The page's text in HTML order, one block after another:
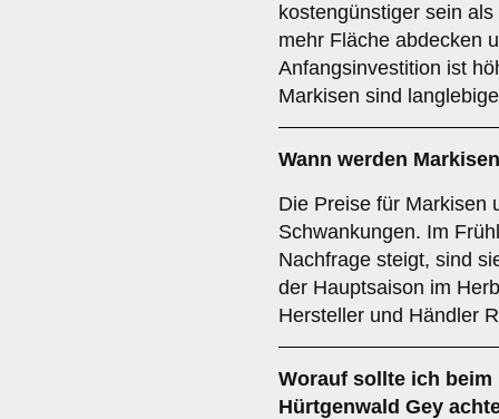
kostengünstiger sein
mehr Fläche abdecken
Anfangsinvestition ist
Markisen sind
Wann werden
Die Preise für Markisen
Schwankungen. Im
Nachfrage steigt, sind
der Hauptsaison im
Hersteller und Händler
Worauf sollte ich
Hürtgenwald Gey